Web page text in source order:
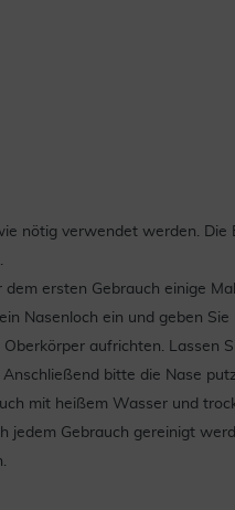
nötig verwendet werden. Die
ersten Gebrauch einige
Nasenloch ein und geben
aufrichten. Lassen
bitte die Nase
mit heißem Wasser und
jedem Gebrauch gereinigt